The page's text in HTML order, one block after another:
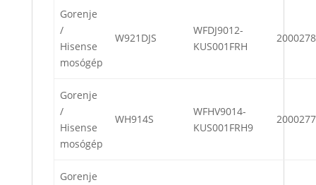
Gorenje
/
Hisense
mosógép
W921DJS
WFDJ9012-
KUS001FRH
Gorenje
/
Hisense
mosógép
WH914S
WFHV9014-
KUS001FRH9
Gorenje